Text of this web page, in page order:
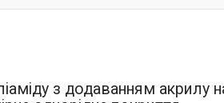
з додаванням акрилу на